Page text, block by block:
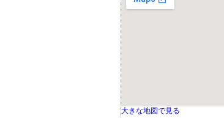
大きな地図で見る